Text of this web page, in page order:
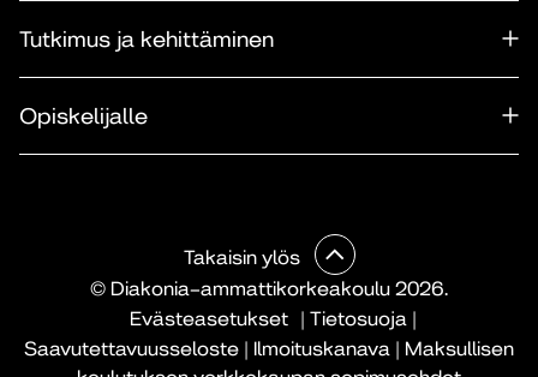
Tutkimus ja kehittäminen
Opiskelijalle
© Diakonia–ammattikorkeakoulu 2026.
Evästeasetukset
| Tietosuoja|
Saavutettavuusseloste | Ilmoituskanava | Maksullisen
Takaisin ylös